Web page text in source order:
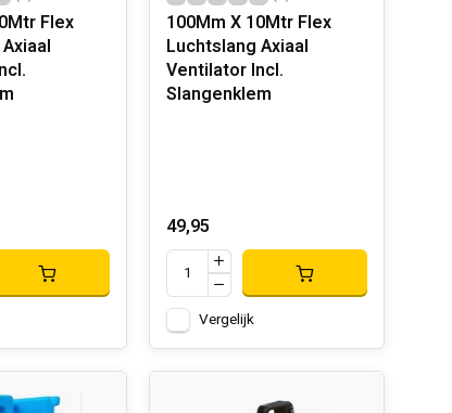
Flex
100Mm X 10Mtr Flex
Luchtslang Axiaal
Ventilator Incl.
Slangenklem
49,95
Vergelijk